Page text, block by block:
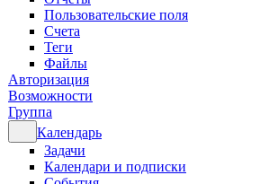
Пользовательские поля
Счета
Теги
Файлы
Авторизация
Возможности
Группа
Календарь
Задачи
Календари и подписки